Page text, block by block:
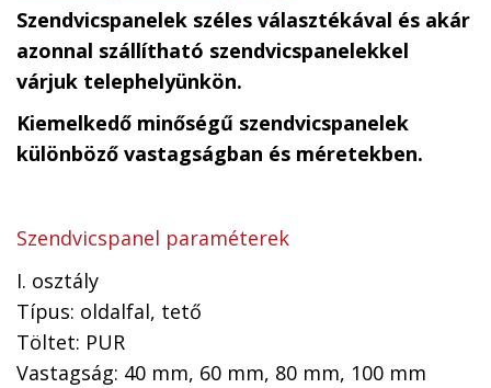
Szendvicspanelek széles választékával és akár
azonnal szállítható szendvicspanelekkel
várjuk telephelyünkön.
Kiemelkedő minőségű szendvicspanelek
különböző vastagságban és méretekben.
Szendvicspanel paraméterek
I. osztály
Típus: oldalfal, tető
Töltet: PUR
Vastagság: 40 mm, 60 mm, 80 mm, 100 mm